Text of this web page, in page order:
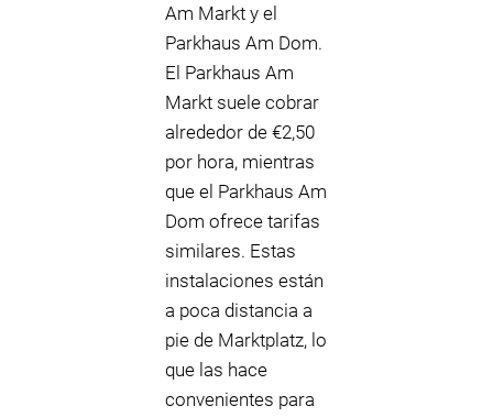
Am Markt y el
Parkhaus Am Dom.
El Parkhaus Am
Markt suele cobrar
alrededor de €2,50
por hora, mientras
que el Parkhaus Am
Dom ofrece tarifas
similares. Estas
instalaciones están
a poca distancia a
pie de Marktplatz, lo
que las hace
convenientes para